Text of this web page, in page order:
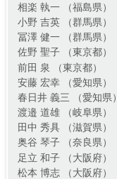
相楽 執一 （福島県）
小野 吉英 （群馬県）
冨澤 健一 （群馬県）
佐野 聖子 （東京都）
前田 泉 （東京都）
安藤 宏幸 （愛知県）
春日井 義三 （愛知県）
渡邉 道雄 （岐阜県）
田中 秀具 （滋賀県）
奥谷 琴子 （奈良県）
足立 和子 （大阪府）
松本 博志 （大阪府）